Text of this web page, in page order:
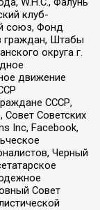
клуб-
союз, Фонд
граждан, Штабы
округа г.
движение
СССР,
Советских
Inc, Facebook,
Черный
Совет